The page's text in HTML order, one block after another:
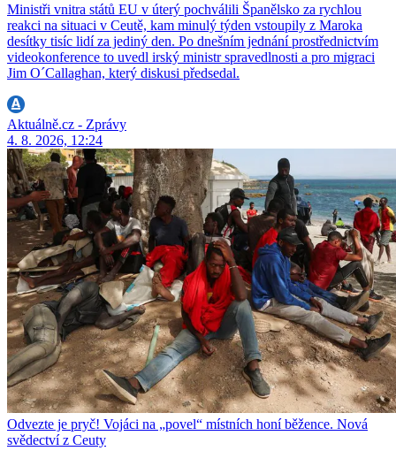
Ministři vnitra států EU v úterý pochválili Španělsko za rychlou
reakci na situaci v Ceutě, kam minulý týden vstoupily z Maroka
desítky tisíc lidí za jediný den. Po dnešním jednání prostřednictvím
videokonference to uvedl irský ministr spravedlnosti a pro migraci
Jim O´Callaghan, který diskusi předsedal.
Aktuálně.cz - Zprávy
4. 8. 2026, 12:24
Odvezte je pryč! Vojáci na „povel“ místních honí běžence. Nová
svědectví z Ceuty